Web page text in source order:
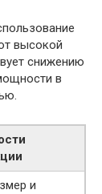
высокой
снижению
в
и